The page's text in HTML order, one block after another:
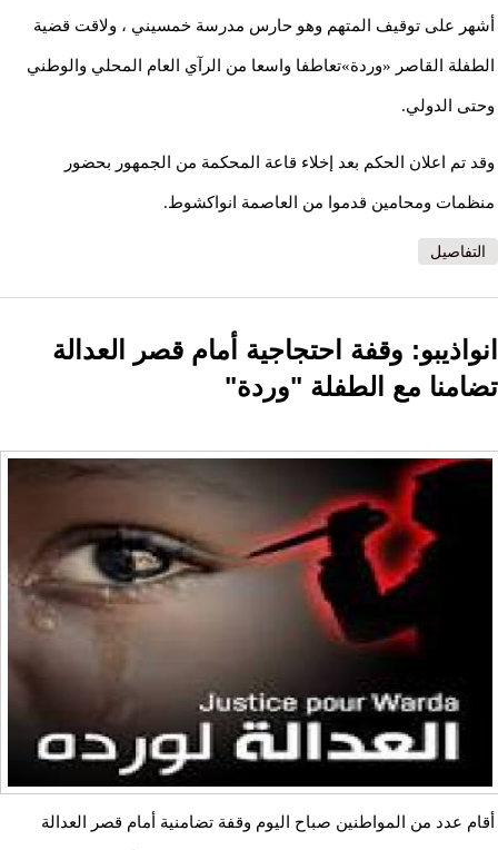
أشهر على توقيف المتهم وهو حارس مدرسة خمسيني ، ولاقت قضية
الطفلة القاصر «وردة»تعاطفا واسعا من الرآي العام المحلي والوطني
وحتى الدولي.
وقد تم اعلان الحكم بعد إخلاء قاعة المحكمة من الجمهور بحضور
منظمات ومحامين قدموا من العاصمة انواكشوط.
التفاصيل
انواذيبو: وقفة احتجاجية أمام قصر العدالة
تضامنا مع الطفلة "وردة"
أقام عدد من المواطنين صباح اليوم وقفة تضامنية أمام قصر العدالة